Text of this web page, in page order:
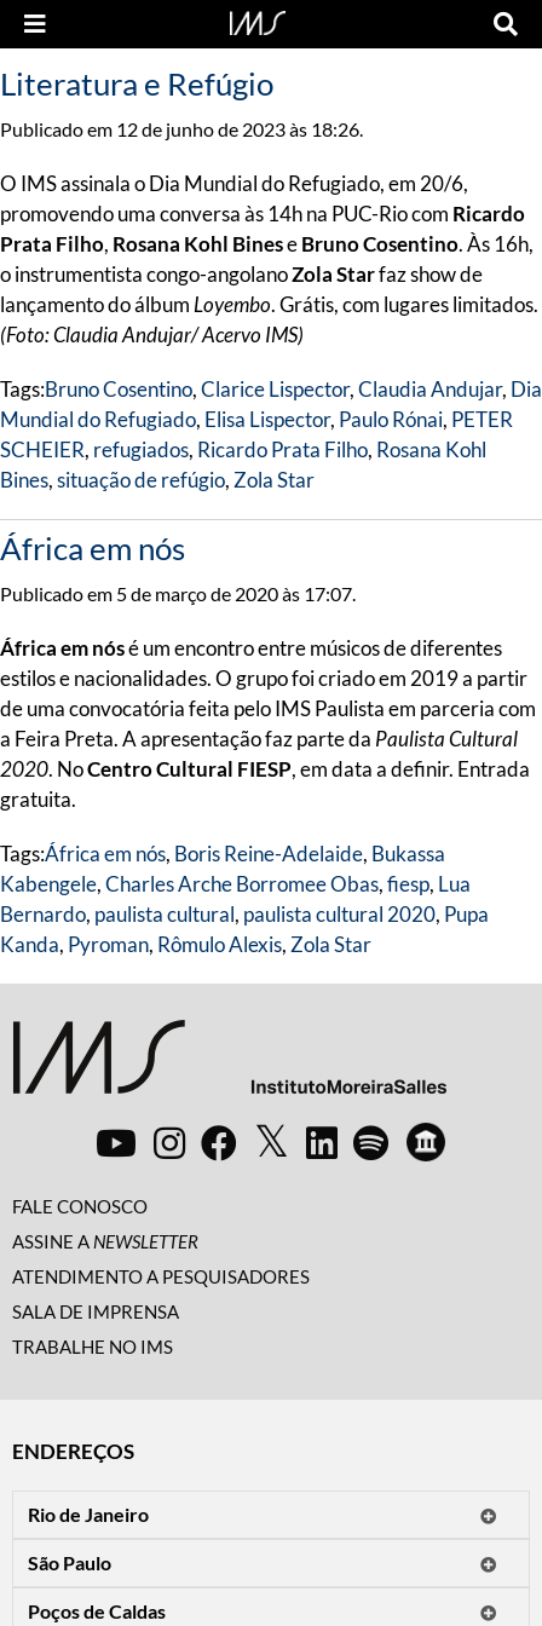
Literatura e Refúgio
Publicado em 12 de junho de 2023 às 18:26.
O IMS assinala o Dia Mundial do Refugiado, em 20/6,
promovendo uma conversa às 14h na PUC-Rio com Ricardo
Prata Filho, Rosana Kohl BineseBruno Cosentino. Às 16h,
o instrumentista congo-angolanoZola Starfaz show de
lançamento do álbum Loyembo. Grátis, com lugares limitados.
(Foto: Claudia Andujar/ Acervo IMS)
Tags:Bruno Cosentino,Clarice Lispector,Claudia Andujar, Dia
Mundial do Refugiado, Elisa Lispector, Paulo Rónai, PETER
SCHEIER, refugiados, Ricardo Prata Filho, Rosana Kohl
Bines,situação de refúgio, Zola Star
África em nós
Publicado em 5 de março de 2020 às 17:07.
África em nósé um encontro entre músicos de diferentes
estilos e nacionalidades. O grupo foi criado em 2019 a partir
de uma convocatória feita pelo IMS Paulista em parceria com
a Feira Preta. A apresentação faz parte da Paulista Cultural
2020. NoCentro Cultural FIESP, em data a definir. Entrada
gratuita.
Tags:África em nós, Boris Reine-Adelaide, Bukassa
Kabengele,Charles Arche Borromee Obas,fiesp, Lua
Bernardo, paulista cultural, paulista cultural 2020, Pupa
Kanda, Pyroman, Rômulo Alexis, Zola Star
FALE CONOSCO
ASSINE A NEWSLETTER
ATENDIMENTO A PESQUISADORES
SALA DE IMPRENSA
TRABALHE NO IMS
ENDEREÇOS
Rio de Janeiro
Horário de visitação: a programação do IMS no Rio de Janeiro será
apresentada em instituições culturais parceiras.
São Paulo
Poços de Caldas